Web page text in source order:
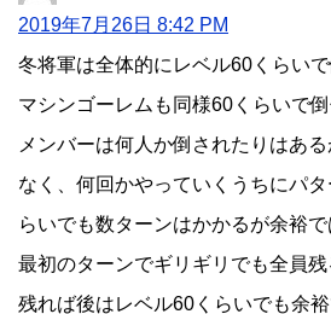
2019年7月26日 8:42 PM
冬将軍は全体的にレベル60くらいで
マシンゴーレムも同様60くらいで倒
メンバーは何人か倒されたりはあ
なく、何回かやっていくうちにパ
らいでも数ターンはかかるが余裕で
最初のターンでギリギリでも全員
残れば後はレベル60くらいでも余裕